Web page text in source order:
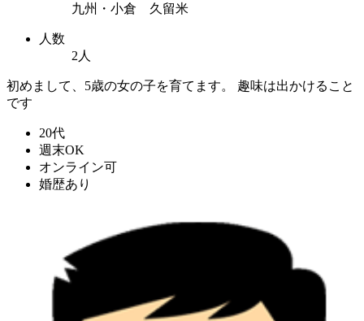
九州・小倉 久留米
人数
2人
初めまして、5歳の女の子を育てます。 趣味は出かけること
です
20代
週末OK
オンライン可
婚歴あり